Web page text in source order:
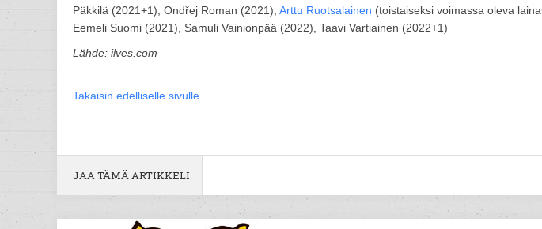
Päkkilä (2021+1), Ondřej Roman (2021), Arttu Ruotsalainen (toistaiseksi voimassa oleva
Eemeli Suomi (2021), Samuli Vainionpää (2022), Taavi Vartiainen (2022+1)
Lähde: ilves.com
Takaisin edelliselle sivulle
JAA TÄMÄ ARTIKKELI